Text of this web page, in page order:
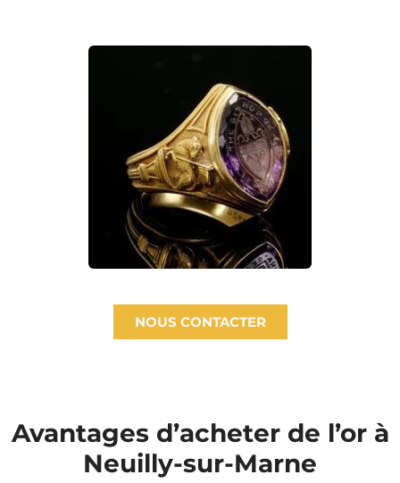
NOUS CONTACTER
Avantages d’acheter de l’or à
Neuilly-sur-Marne